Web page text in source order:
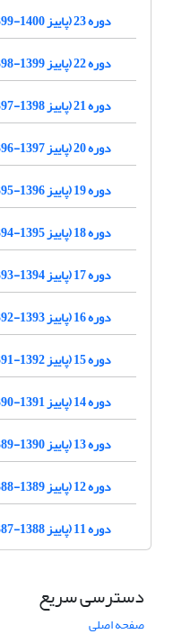
دوره 23 (پاییز 1400-1399)
دوره 22 (پاییز 1399-1398)
دوره 21 (پاییز 1398-1397)
دوره 20 (پاییز 1397-1396)
دوره 19 (پاییز 1396-1395)
دوره 18 (پاییز 1395-1394)
دوره 17 (پاییز 1394-1393)
دوره 16 (پاییز 1393-1392)
دوره 15 (پاییز 1392-1391)
دوره 14 (پاییز 1391-1390)
دوره 13 (پاییز 1390-1389)
دوره 12 (پاییز 1389-1388)
دوره 11 (پاییز 1388-1387)
دسترسی سریع
صفحه اصلی